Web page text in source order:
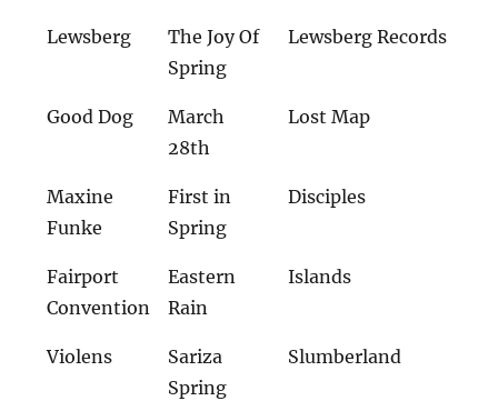
Lewsberg
The Joy Of
Spring
Lewsberg Records
Good Dog
March
28th
Lost Map
Maxine
Funke
First in
Spring
Disciples
Fairport
Convention
Eastern
Rain
Islands
Violens
Sariza
Spring
Slumberland